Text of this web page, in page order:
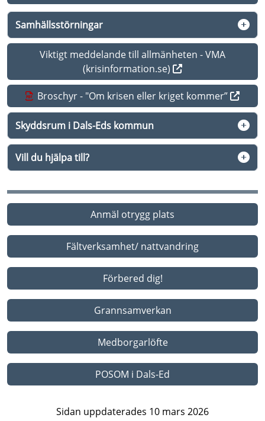
Samhällsstörningar
Viktigt meddelande till allmänheten - VMA
(krisinformation.se)
Broschyr - "Om krisen eller kriget kommer”
Skyddsrum i Dals-Eds kommun
Vill du hjälpa till?
Anmäl otrygg plats
Fältverksamhet/ nattvandring
Förbered dig!
Grannsamverkan
Medborgarlöfte
POSOM i Dals-Ed
Sidan uppdaterades 10 mars 2026